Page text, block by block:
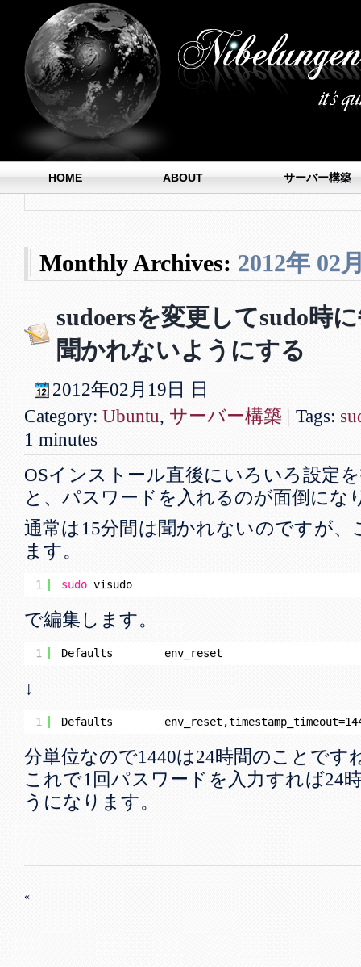
HOME ABOUT サーバー構築
Monthly Archives: 2012年 02
sudoersを変更してsudo時
聞かれないようにする
2012年02月 19日 日
Category: Ubuntu, サーバー構築 | Tags:
1 minutes
OSインストール直後にいろいろ設定
と、パスワードを入れるのが面倒にな
通常は15分間は聞かれないのですが
ます。
1 sudo visudo
で編集します。
1 Defaults        env_reset
↓
1 Defaults
分単位なので1440は24時間のことです
これで1回パスワードを入力すれば24
うになります。
«